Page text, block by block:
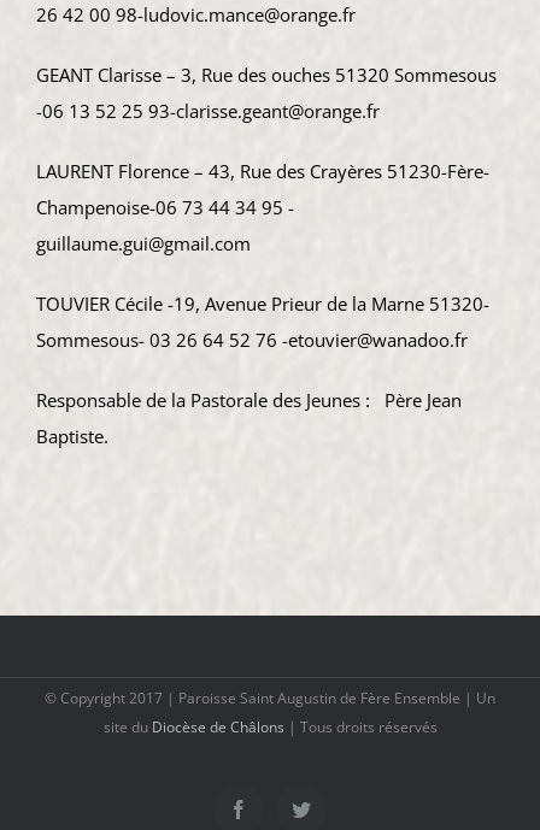
26 42 00 98-ludovic.mance@orange.fr
GEANT Clarisse – 3, Rue des ouches 51320 Sommesous
-06 13 52 25 93-clarisse.geant@orange.fr
LAURENT Florence – 43, Rue des Crayères 51230-Fère-
Champenoise-06 73 44 34 95 -
guillaume.gui@gmail.com
TOUVIER Cécile -19, Avenue Prieur de la Marne 51320-
Sommesous- 03 26 64 52 76 -etouvier@wanadoo.fr
Responsable de la Pastorale des Jeunes : Père Jean
Baptiste.
© Copyright 2017 | Paroisse Saint Augustin de Fère Ensemble | Un
site du Diocèse de Châlons | Tous droits réservés
FacebookTwitter